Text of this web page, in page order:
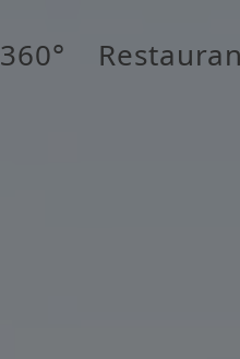
360°